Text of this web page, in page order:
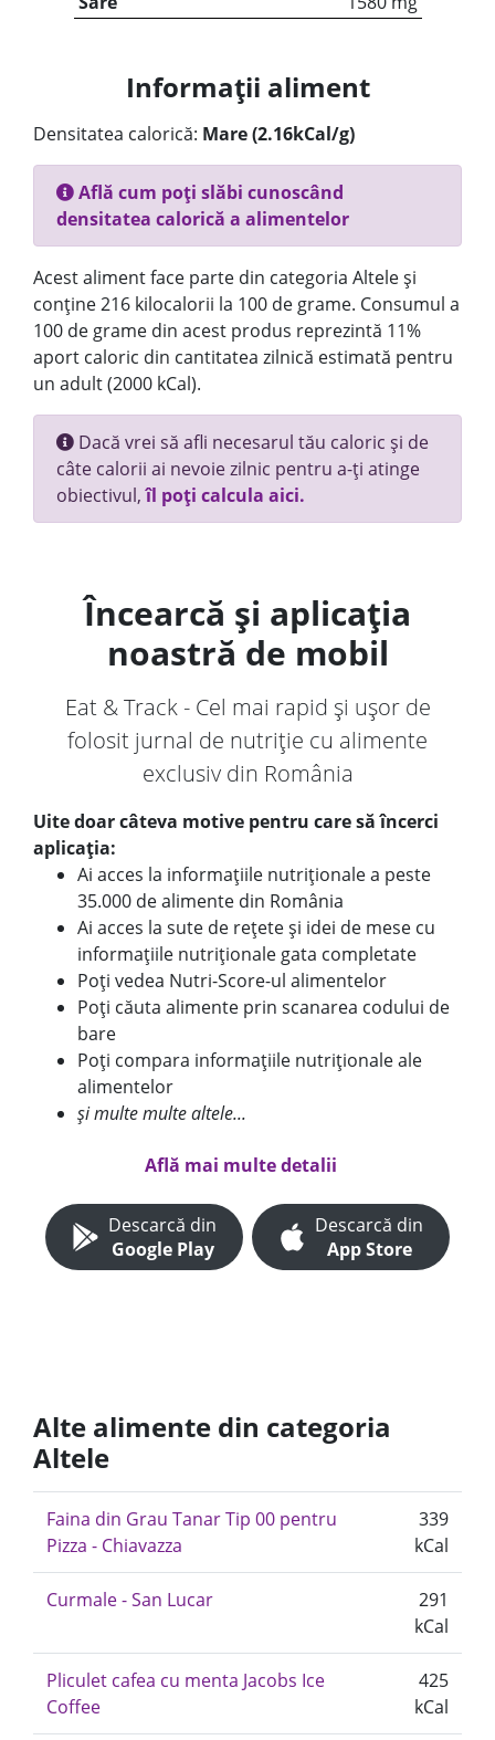
Informații aliment
Densitatea calorică: Mare (2.16kCal/g)
Află cum poți slăbi cunoscând
densitatea calorică a alimentelor
Acest aliment face parte din categoria Altele și
conține 216 kilocalorii la 100 de grame. Consumul a
100 de grame din acest produs reprezintă 11%
aport caloric din cantitatea zilnică estimată pentru
un adult (2000 kCal).
Dacă vrei să afli necesarul tău caloric și de
câte calorii ai nevoie zilnic pentru a-ți atinge
obiectivul,îl poți calcula aici.
Încearcă și aplicația
noastră de mobil
Eat & Track - Cel mai rapid și ușor de
folosit jurnal de nutriție cu alimente
exclusiv din România
Uite doar câteva motive pentru care să încerci
aplicația:
Ai acces la informațiile nutriționale a peste
35.000 de alimente din România
Ai acces la sute de rețete și idei de mese cu
informațiile nutriționale gata completate
Poți vedea Nutri-Score-ul alimentelor
Poți căuta alimente prin scanarea codului de
bare
Poți compara informațiile nutriționale ale
alimentelor
și multe multe altele...
Află mai multe detalii
Descarcă din
Google Play
Descarcă din
App Store
Alte alimente din categoria
Altele
Faina din Grau Tanar Tip 00 pentru
Pizza - Chiavazza
339
kCal
Curmale - San Lucar
291
kCal
Pliculet cafea cu menta Jacobs Ice
Coffee
425
kCal